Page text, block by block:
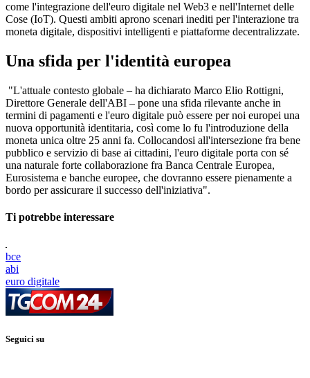
come l'integrazione dell'euro digitale nel Web3 e nell'Internet delle
Cose (IoT). Questi ambiti aprono scenari inediti per l'interazione tra
moneta digitale, dispositivi intelligenti e piattaforme decentralizzate.
Una sfida per l'identità europea
"L'attuale contesto globale – ha dichiarato Marco Elio Rottigni,
Direttore Generale dell'ABI – pone una sfida rilevante anche in
termini di pagamenti e l'euro digitale può essere per noi europei una
nuova opportunità identitaria, così come lo fu l'introduzione della
moneta unica oltre 25 anni fa. Collocandosi all'intersezione fra bene
pubblico e servizio di base ai cittadini, l'euro digitale porta con sé
una naturale forte collaborazione fra Banca Centrale Europea,
Eurosistema e banche europee, che dovranno essere pienamente a
bordo per assicurare il successo dell'iniziativa".
Ti potrebbe interessare
bce
abi
euro digitale
Seguici su